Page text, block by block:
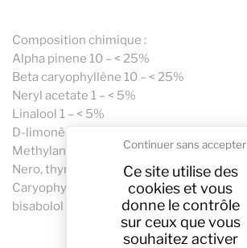
Ce site utilise des
cookies et vous
donne le contrôle
sur ceux que vous
souhaitez activer
Continuer sans accepter
Composition chimique :
Alpha pinene 10 – < 25%
Beta caryophyllène 10 – < 25%
Neryl acetate 1 – < 5%
Linalool 1 – < 5%
D-limonène<1%
Methylanisole <1%
Nero, thymol <1%
Caryophyllene oxide <1%
bisabolol <1%.